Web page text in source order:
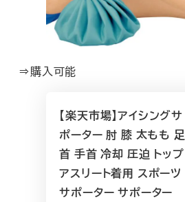
⇒購入可能
【楽天市場】アイシングサ
ポーター 肘 膝 太もも 足
首 手首 冷却 圧迫 トップ
アスリート着用 スポーツ
サポーター サポーター